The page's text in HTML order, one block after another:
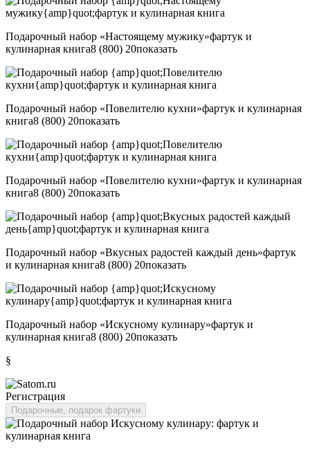
Подарочный набор «Настоящему мужику»фартук и
кулинарная книга8 (800) 20показать
Подарочный набор «Повелителю кухни»фартук и кулинарная
книга8 (800) 20показать
Подарочный набор «Повелителю кухни»фартук и кулинарная
книга8 (800) 20показать
Подарочный набор «Вкусных радостей каждый день»фартук
и кулинарная книга8 (800) 20показать
Подарочный набор «Искусному кулинару»фартук и
кулинарная книга8 (800) 20показать
§
Регистрация
Подарочные, подарок фартуки